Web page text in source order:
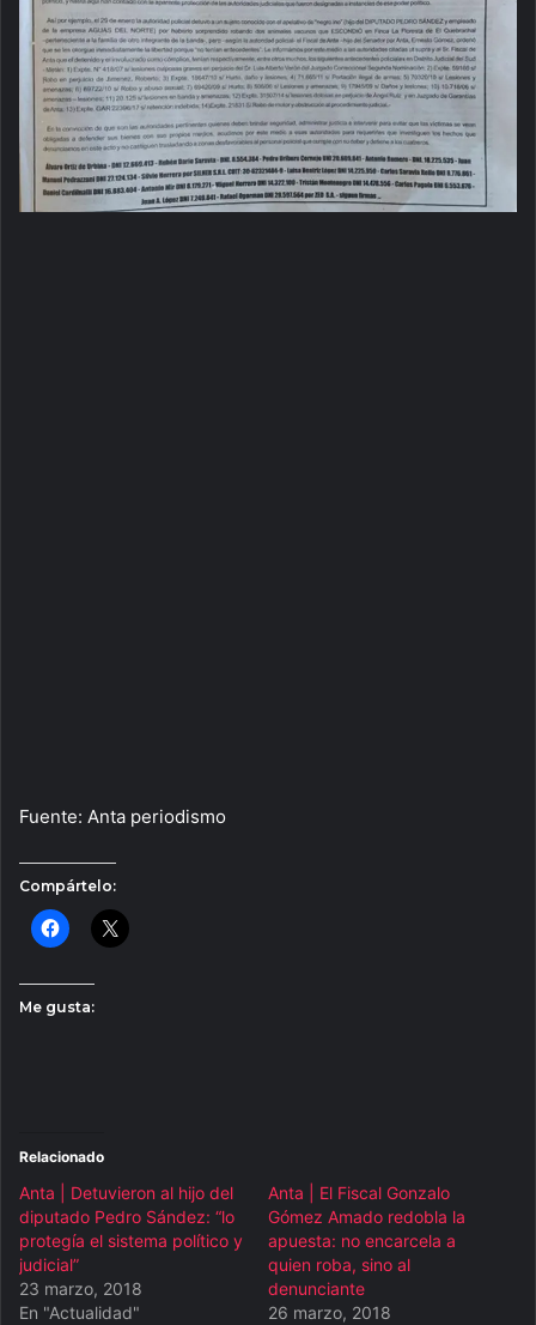
Fuente: Anta periodismo
Compártelo:
Me gusta:
Relacionado
Anta | Detuvieron al hijo del
diputado Pedro Sández: “lo
protegía el sistema político y
judicial”
23 marzo, 2018
En "Actualidad"
Anta | El Fiscal Gonzalo
Gómez Amado redobla la
apuesta: no encarcela a
quien roba, sino al
denunciante
26 marzo, 2018